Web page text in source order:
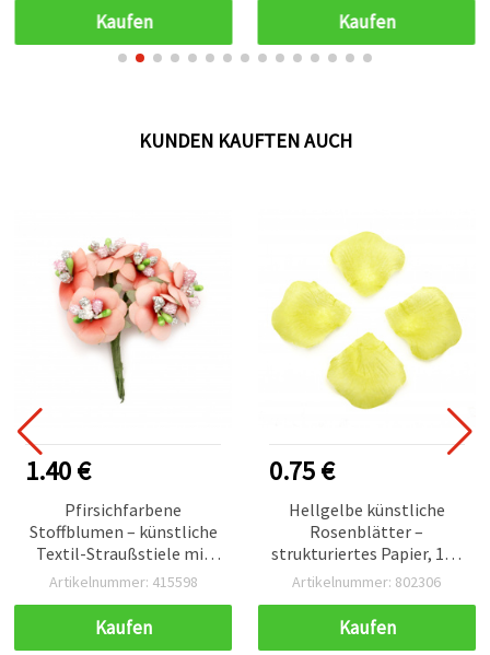
Kaufen
Blumenarrangements,
Hochzeit & DIY‑Basteln
Kaufen
KUNDEN KAUFTEN AUCH
1.40 €
Pfirsichfarbene
Stoffblumen – künstliche
Textil-Straußstiele mit
perlenbestückten
Melange), 30 x 90 mm, 6
Stück
Artikelnummer: 415598
Kaufen
0.75 €
Hellgelbe künstliche
Rosenblätter –
strukturiertes Papier, 144
Stück, dekorative
Hochzeiten &
Bastelprojekte
Artikelnummer: 802306
Kaufen